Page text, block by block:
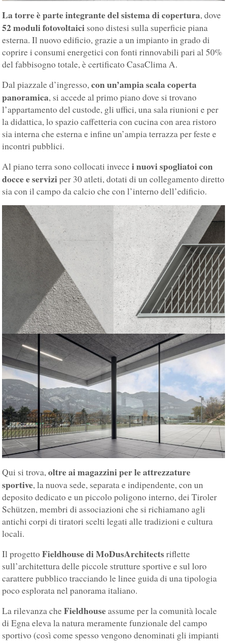
La torre è parte integrante del sistema di copertura, dove
52 moduli fotovoltaici sono distesi sulla superficie piana
esterna. Il nuovo edificio, grazie a un impianto in grado di
coprire i consumi energetici con fonti rinnovabili pari al 50%
del fabbisogno totale, è certificato CasaClima A.
Dal piazzale d’ingresso,con un’ampia scala coperta
panoramica, si accede al primo piano dove si trovano
l’appartamento del custode, gli uffici, una sala riunioni e per
la didattica, lo spazio caffetteria con cucina con area ristoro
sia interna che esterna e infine un’ampia terrazza per feste e
incontri pubblici.
Al piano terra sono collocati invecei nuovi spogliatoi con
docce e serviziper 30 atleti, dotati di un collegamento diretto
sia con il campo da calcio che con l’interno dell’edificio.
Qui si trova,oltre ai magazzini per le attrezzature
sportive, la nuova sede, separata e indipendente, con un
deposito dedicato e un piccolo poligono interno, dei Tiroler
Schützen, membri di associazioni che si richiamano agli
antichi corpi di tiratori scelti legati alle tradizioni e cultura
locali.
Il progettoFieldhouse di MoDusArchitectsriflette
sull’architettura delle piccole strutture sportive e sul loro
carattere pubblico tracciando le linee guida di una tipologia
poco esplorata nel panorama italiano.
La rilevanza cheFieldhouseassume per la comunità locale
di Egna eleva la natura meramente funzionale del campo
sportivo (così come spesso vengono denominati gli impianti